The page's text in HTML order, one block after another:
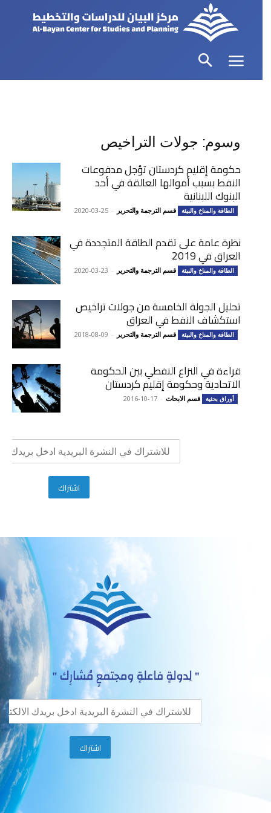
وسوم: جولات التراخيص
حكومة إقليم كردستان تؤجل مدفوعات
النفط بسبب أموالها العالقة في أحد
البنوك اللبنانية
الطاقة والمناخ والبيئة قسم الترجمة والتحرير -
2020-03-25
نظرة عامة على تقدم الطاقة المتجددة في
العراق في 2019
الطاقة والمناخ والبيئة قسم الترجمة والتحرير -
2020-03-23
تحليل الجولة الخامسة من جولات تراخيص
استكشاف النفط في العراق
الطاقة والمناخ والبيئة قسم الترجمة والتحرير -
2018-08-09
قراءة في النزاع النفطي بين الحكومة
الاتحادية وحكومة إقليم كردستان
أوراق بحثية قسم الابحاث -
2016-10-17